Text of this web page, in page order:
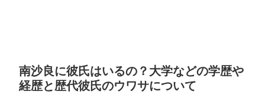
南沙良に彼氏はいるの？大学などの学歴や
経歴と歴代彼氏のウワサについて